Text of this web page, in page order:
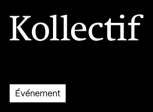
Aller à la page d'accueil
Logo Kollectif
Événement